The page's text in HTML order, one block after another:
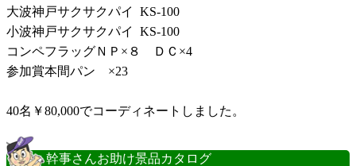
大波神戸サクサクパイ KS-100
小波神戸サクサクパイ KS-100
コンペフラッグＮＰ×８ ＤＣ×4
参加賞本間パン ×23
40名￥80,000でコーディネートしました。
幹事さんお助け景品カタログ